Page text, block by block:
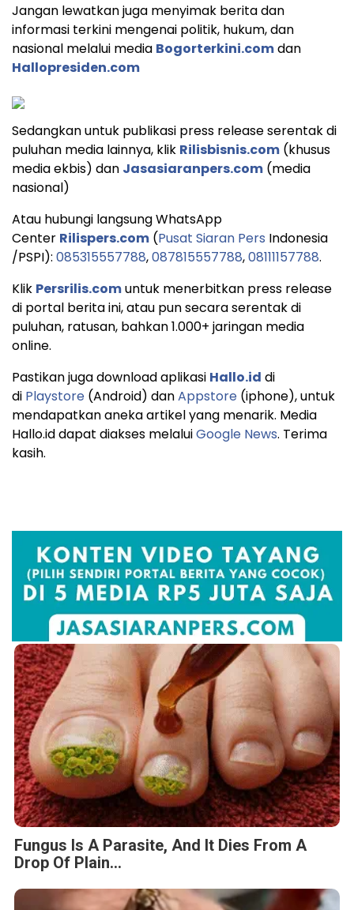
Jangan lewatkan juga menyimak berita dan
informasi terkini mengenai politik, hukum, dan
nasional melalui media Bogorterkini.comdan
Hallopresiden.com
Sedangkan untuk publikasi press release serentak di
puluhan media lainnya, klik Rilisbisnis.com (khusus
media ekbis) dan Jasasiaranpers.com (media
nasional)
Atau hubungi langsung WhatsApp
Center Rilispers.com (Pusat Siaran Pers Indonesia
/PSPI): 085315557788,087815557788,08111157788.
Klik Persrilis.comuntuk menerbitkan press release
di portal berita ini, atau pun secara serentak di
puluhan, ratusan, bahkan 1.000+ jaringan media
online.
Pastikan juga download aplikasi Hallo.id di
di Playstore (Android) danAppstore (iphone), untuk
mendapatkan aneka artikel yang menarik. Media
Hallo.id dapat diakses melaluiGoogle News. Terima
kasih.
Fungus Is A Parasite, And It Dies From A
Drop Of Plain...